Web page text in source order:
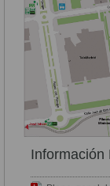
Información